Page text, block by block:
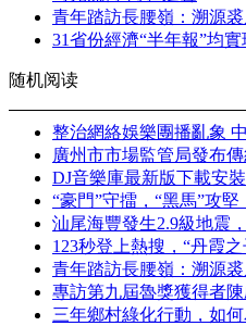
青年踏訪長腰嶺：溯源
31省份經濟“半年報”均
随机阅读
整治網絡娛樂團播亂象
廣州市市場監管局發布
DJ音樂庫最新版下載安裝
“豪門”守擂，“黑馬”攻
汕尾海豐發生2.9級地震
123秒登上熱搜，“丹霞
青年踏訪長腰嶺：溯源
專訪第九屆魯獎獲得者
三年鄉村綠化行動，如